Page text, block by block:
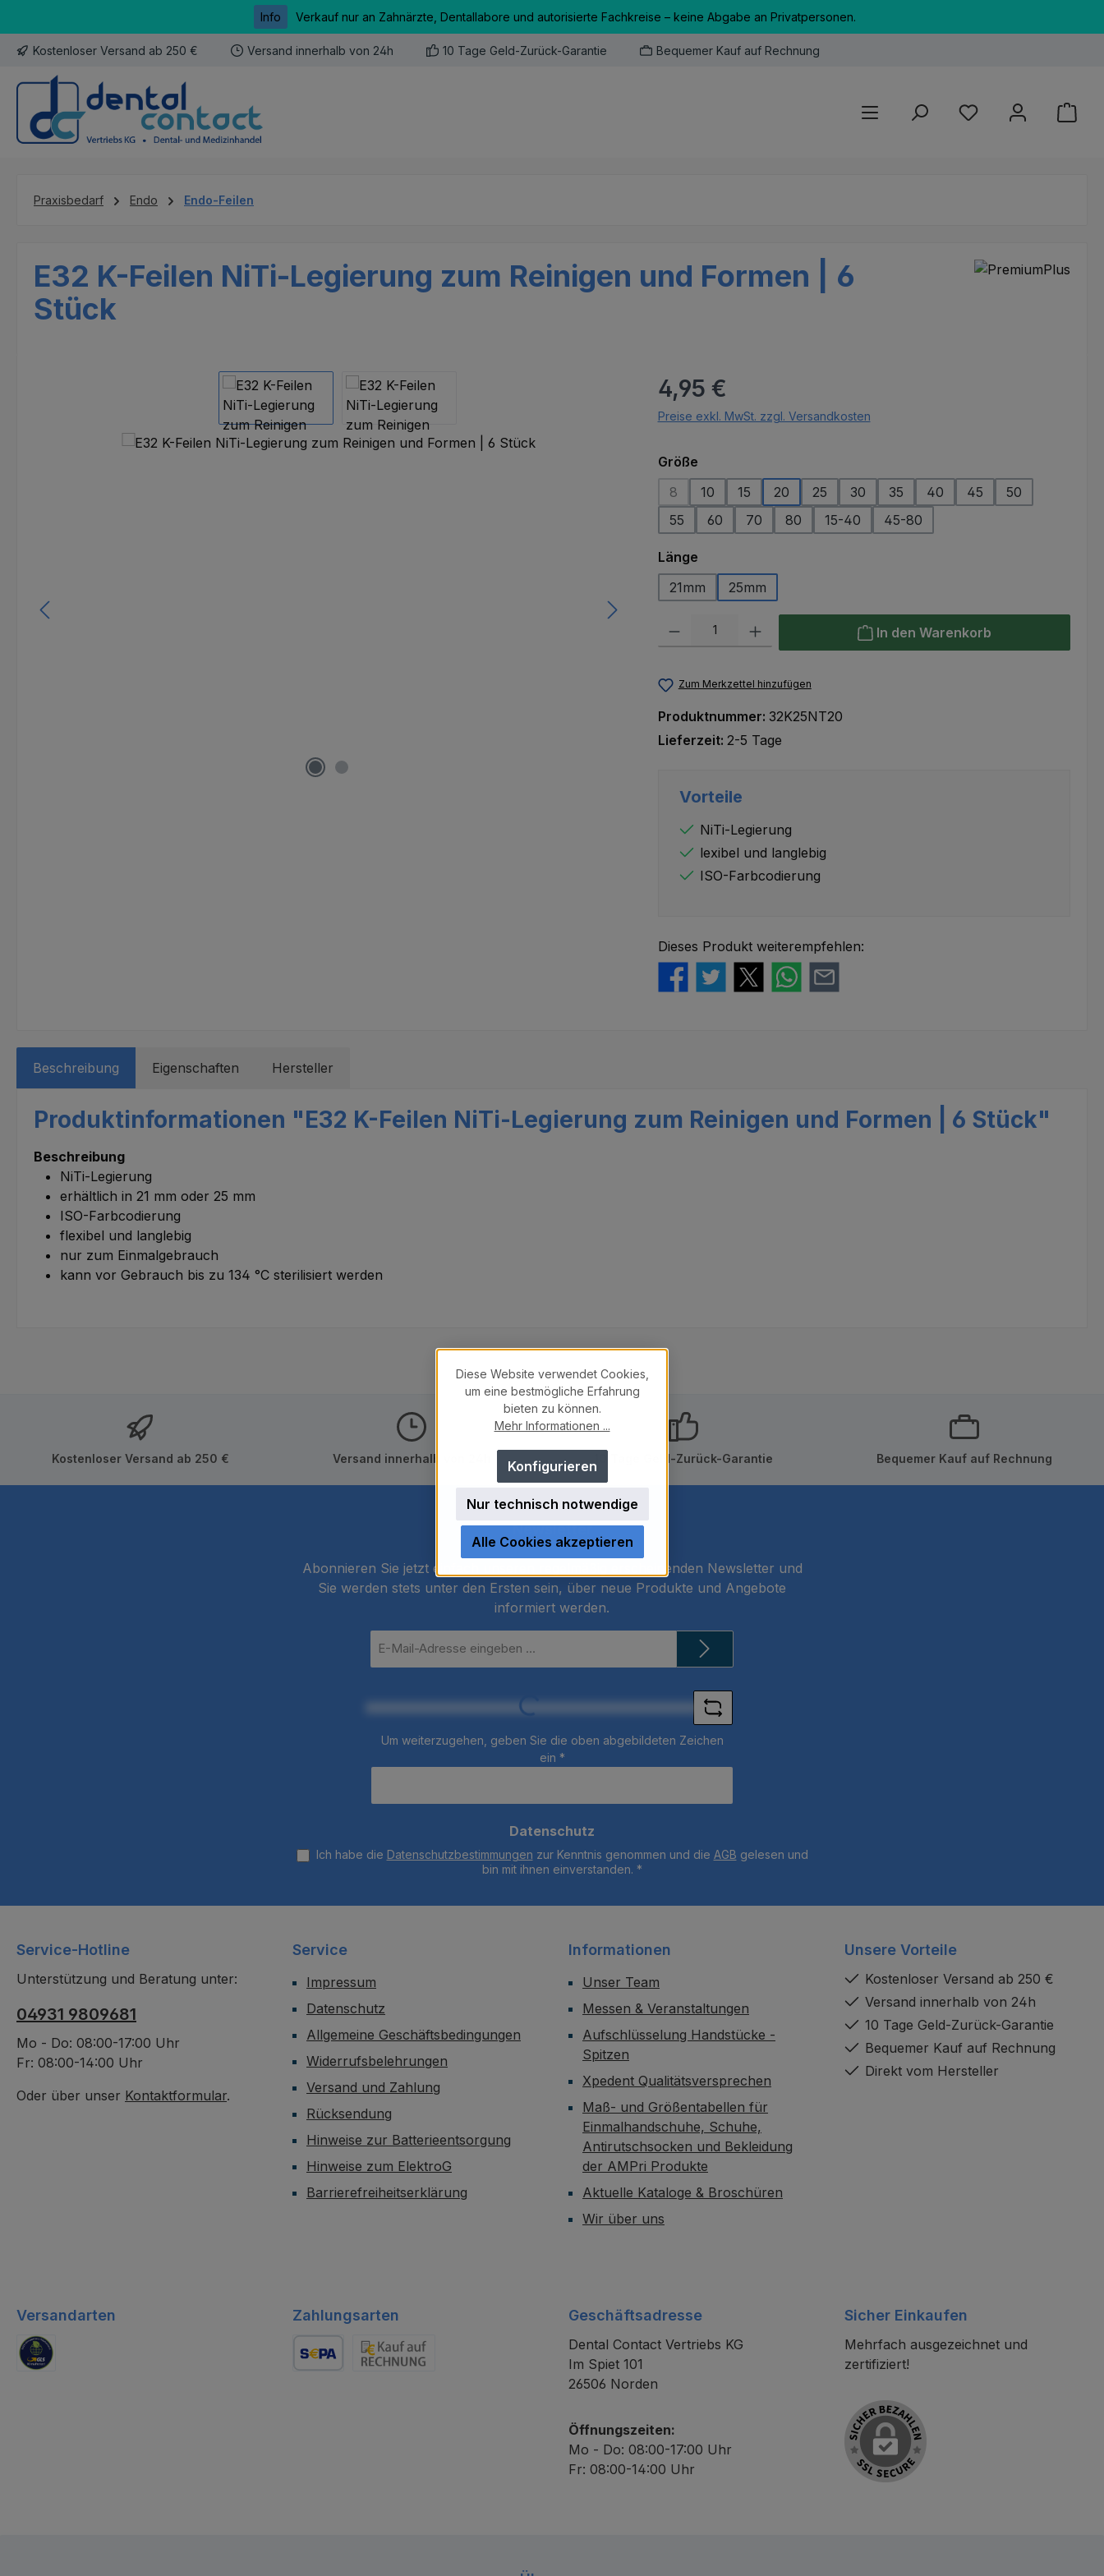
Info Verkauf nur an Zahnärzte, Dentallabore und autorisierte Fachkreise – keine Abgabe an Privatpersonen.
Kostenloser Versand ab 250 € Versand innerhalb von 24h 10 Tage Geld-Zurück-Garantie Bequemer Kauf auf Rechnung
Du hast 0 Produkte
Praxisbedarf Endo Endo-Feilen
E32 K-Feilen NiTi-Legierung zum Reinigen und Formen | 6
Stück
Regulärer Preis:
4,95 €
Preise exkl. MwSt. zzgl. Versandkosten
Größeauswählen
8
(Diese Option ist zurzeit nicht verfügbar.)
10 15 20 25 30 35 40 45
50
55
60 70 80 15-40 45-80
Längeauswählen
21mm
25mm
Produkt Anzahl: Gib den gewünschten Wert ein oder benutze die Schaltflächen
In den Warenkorb
Zum Merkzettel hinzufügen
Produktnummer: 32K25NT20
Lieferzeit: 2-5 Tage
Vorteile
NiTi-Legierung
lexibel und langlebig
ISO-Farbcodierung
Dieses Produkt weiterempfehlen:
Beschreibung Eigenschaften Hersteller
Produktinformationen "E32 K-Feilen NiTi-Legierung zum Reinigen und Formen | 6 Stück"
Beschreibung
NiTi-Legierung
erhältlich in 21 mm oder 25 mm
ISO-Farbcodierung
flexibel und langlebig
nur zum Einmalgebrauch
kann vor Gebrauch bis zu 134 °C sterilisiert werden
Kostenloser Versand ab 250 € Versand innerhalb von 24h 10 Tage Geld-Zurück-Garantie Bequemer Kauf auf Rechnung
Newsletter
Abonnieren Sie jetzt einfach unseren regelmäßig erscheinenden Newsletter und
Sie werden stets unter den Ersten sein, über neue Produkte und Angebote
informiert werden.
Mail-
Loading...
Um weiterzugehen, geben Sie die oben abgebildeten Zeichen
ein *
Datenschutz
Ich habe die Datenschutzbestimmungen zur Kenntnis genommen und die AGB gelesen und
bin mit ihnen einverstanden. *
Service-Hotline
Unterstützung und Beratung unter:
04931 9809681
Mo - Do: 08:00-17:00 Uhr
Fr: 08:00-14:00 Uhr
Oder über unser Kontaktformular.
Service
Impressum
Datenschutz
Allgemeine Geschäftsbedingungen
Widerrufsbelehrungen
Versand und Zahlung
Rücksendung
Hinweise zur Batterieentsorgung
Hinweise zum ElektroG
Barrierefreiheitserklärung
Informationen
Unser Team
Messen & Veranstaltungen
Aufschlüsselung Handstücke -
Spitzen
Xpedent Qualitätsversprechen
Maß- und Größentabellen für
Einmalhandschuhe, Schuhe,
Antirutschsocken und Bekleidung
der AMPri Produkte
Aktuelle Kataloge & Broschüren
Wir über uns
Unsere Vorteile
Kostenloser Versand ab 250 €
Versand innerhalb von 24h
10 Tage Geld-Zurück-Garantie
Bequemer Kauf auf Rechnung
Direkt vom Hersteller
Versandarten Zahlungsarten Geschäftsadresse
Dental Contact Vertriebs KG
Im Spiet 101
26506 Norden
Öffnungszeiten:
Mo - Do: 08:00-17:00 Uhr
Fr: 08:00-14:00 Uhr
Sicher Einkaufen
Mehrfach ausgezeichnet und
zertifiziert!
Diese Website verwendet Cookies,
um eine bestmögliche Erfahrung
bieten zu können.
Mehr Informationen ...
Nur technisch notwendige
Konfigurieren
Alle Cookies akzeptieren